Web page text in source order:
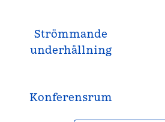
Strömmande
underhållning
Konferensrum